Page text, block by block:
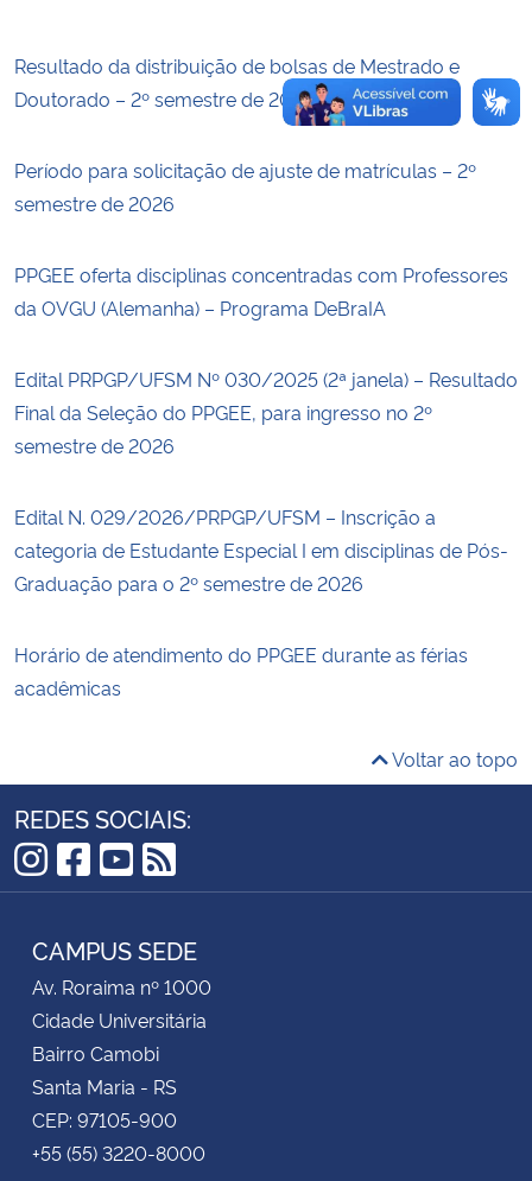
Resultado da distribuição de bolsas de Mestrado e
Doutorado – 2º semestre de 2026
Período para solicitação de ajuste de matrículas – 2º
semestre de 2026
PPGEE oferta disciplinas concentradas com Professores
da OVGU (Alemanha) – Programa DeBraIA
Edital PRPGP/UFSM Nº 030/2025 (2ª janela) – Resultado
Final da Seleção do PPGEE, para ingresso no 2º
semestre de 2026
Edital N. 029/2026/PRPGP/UFSM – Inscrição a
categoria de Estudante Especial I em disciplinas de Pós-
Graduação para o 2º semestre de 2026
Horário de atendimento do PPGEE durante as férias
acadêmicas
Voltar ao topo
REDES SOCIAIS:
Instagram
Facebook
YouTube
RSS
CAMPUS SEDE
Av. Roraima nº 1000
Cidade Universitária
Bairro Camobi
Santa Maria - RS
CEP: 97105-900
+55 (55) 3220-8000